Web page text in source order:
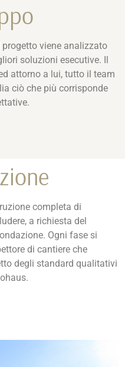
viene analizzato
soluzioni esecutive. Il
attorno a lui, tutto il team
ciò che più corrisponde
completa di
a richiesta del
Ogni fase si
di cantiere che
degli standard qualitativi